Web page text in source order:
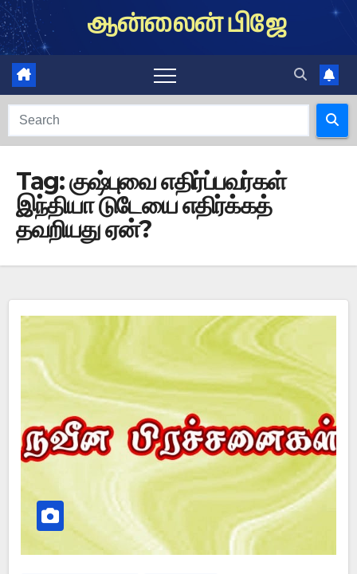
Skip
to
content
ஆன்லைன் பிஜே
Tag:குஷ்புவை எதிர்ப்பவர்கள்
இந்தியா டுடேயை எதிர்க்கத்
தவறியது ஏன்?